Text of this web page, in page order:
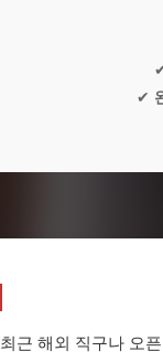
✔
최근 해외 직구나 오